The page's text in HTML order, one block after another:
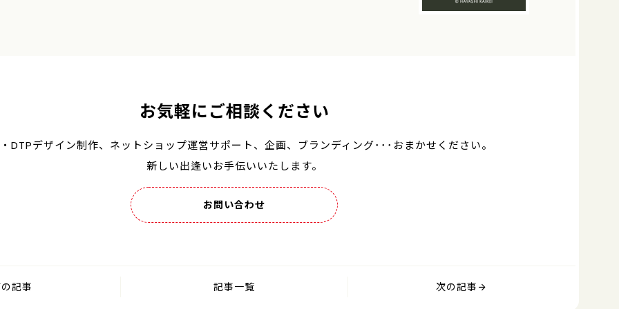
お気軽にご相談ください
DTPデザイン制作、 ネットショップ運営サポート、 企画、ブランディング･･･おまかせください。
新しい出逢いお手伝いいたします。
お問い合わせ
記事 記事一覧 次の記事